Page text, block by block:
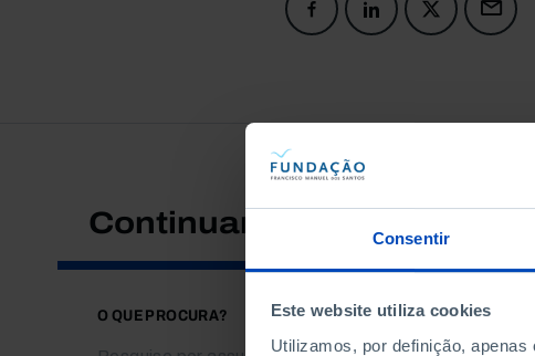
Consentir
Este website utiliza cookies
Utilizamos, por definição,
Continuar a pesquisar
O QUE PROCURA?